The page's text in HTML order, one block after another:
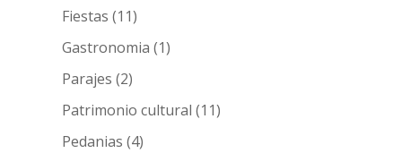
Fiestas (11)
Gastronomia (1)
Parajes (2)
Patrimonio cultural (11)
Pedanias (4)